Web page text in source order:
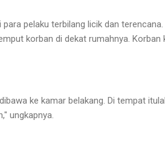
pelaku terbilang licik dan
korban di dekat rumahnya.
ke kamar belakang. Di tempat
ungkapnya.